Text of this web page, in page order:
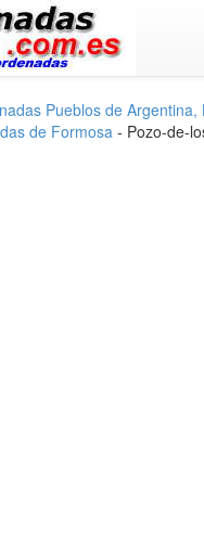
Pueblos de Argentina,
de Formosa- Pozo-de-